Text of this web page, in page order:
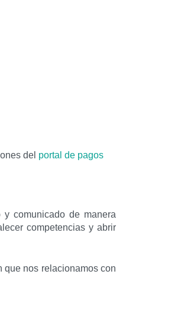
del portal de pagos
comunicado de manera
competencias y abrir
que nos relacionamos con